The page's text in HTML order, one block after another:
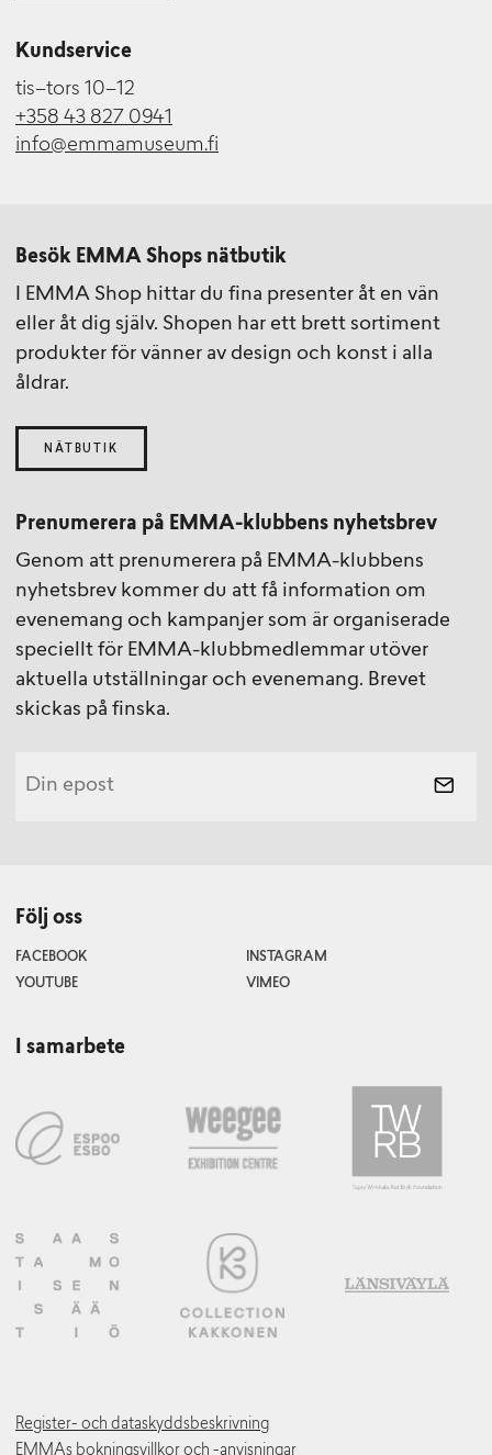
Kundservice
tis–tors 10–12
+358 43 827 0941
info@emmamuseum.fi
Besök EMMA Shops nätbutik
I EMMA Shop hittar du fina presenter åt en vän
eller åt dig själv. Shopen har ett brett sortiment
produkter för vänner av design och konst i alla
åldrar.
NÄTBUTIK
Prenumerera på EMMA-klubbens nyhetsbrev
Genom att prenumerera på EMMA-klubbens
nyhetsbrev kommer du att få information om
evenemang och kampanjer som är organiserade
speciellt för EMMA-klubbmedlemmar utöver
aktuella utställningar och evenemang. Brevet
skickas på finska.
Följ oss
FACEBOOK
INSTAGRAM
YOUTUBE
VIMEO
I samarbete
Register- och dataskyddsbeskrivning
EMMAs bokningsvillkor och -anvisningar